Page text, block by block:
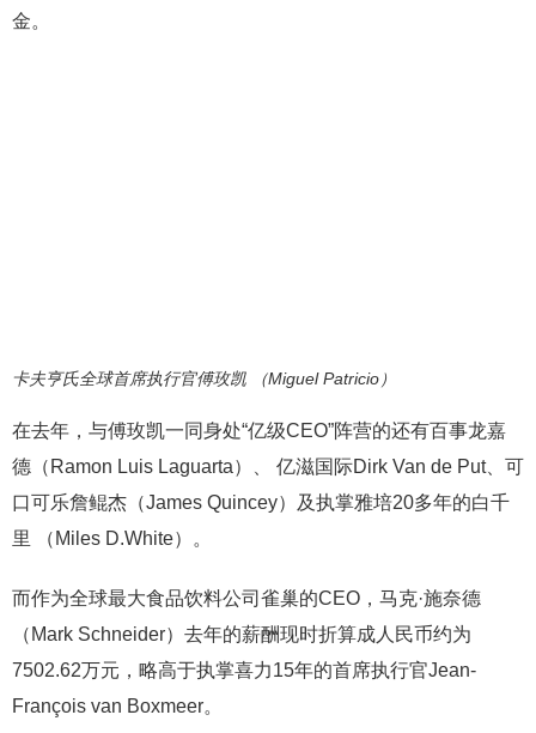
金。
卡夫亨氏全球首席执行官傅玫凯 （Miguel Patricio）
在去年，与傅玫凯一同身处“亿级CEO”阵营的还有百事龙嘉
德（Ramon Luis Laguarta）、 亿滋国际Dirk Van de Put、可
口可乐詹鲲杰（James Quincey）及执掌雅培20多年的白千
里 （Miles D.White）。
而作为全球最大食品饮料公司雀巢的CEO，马克·施奈德
（Mark Schneider）去年的薪酬现时折算成人民币约为
7502.62万元，略高于执掌喜力15年的首席执行官Jean-
François van Boxmeer。